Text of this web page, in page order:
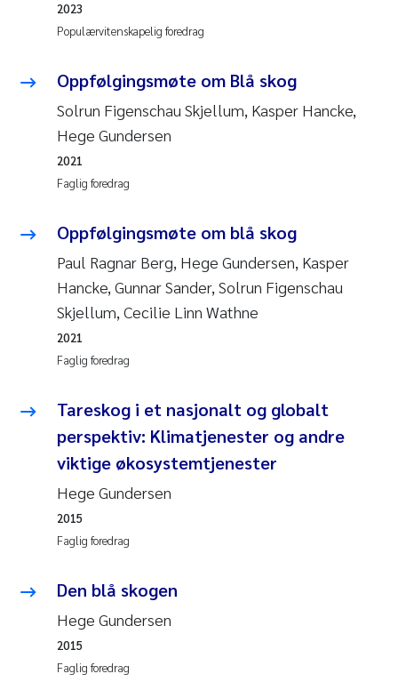
Svetlana Pakhomova
Li Xie
Susanne Jøntvedt Jørgensen
André Staalstrøm
Uta Brandt
Samantha Goncalves Prat
Knut Erik Tollefsen
Sigrid Haande
Johnny Håll
Susanne Claudia Schneider
Sabine Marty
Elisabeth Støhle Rødland
Marit Villø
Jonny Beyer
Populærvitenskapelig foredrag
2023
Oppfølgingsmøte om Blå skog
Solrun Figenschau Skjellum, Kasper Hancke,
Hege Gundersen
Faglig foredrag
2021
Oppfølgingsmøte om blå skog
Paul Ragnar Berg, Hege Gundersen, Kasper
Hancke, Gunnar Sander, Solrun Figenschau
Skjellum, Cecilie Linn Wathne
Faglig foredrag
2021
Tareskog i et nasjonalt og globalt
perspektiv: Klimatjenester og andre
viktige økosystemtjenester
Hege Gundersen
Faglig foredrag
2015
Den blå skogen
Hege Gundersen
Faglig foredrag
2015